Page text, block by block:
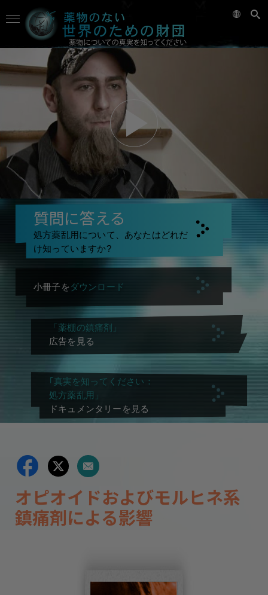
質問に答える
処方薬乱用について、あなたはどれだ
け知っていますか?
小冊子をダウンロード
「薬棚の鎮痛剤」
広告を見る
｢真実を知ってください：
処方薬乱用」
ドキュメンタリーを見る
オピオイドおよびモルヒネ系
鎮痛剤による影響